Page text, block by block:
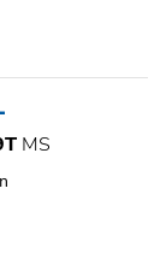
MS